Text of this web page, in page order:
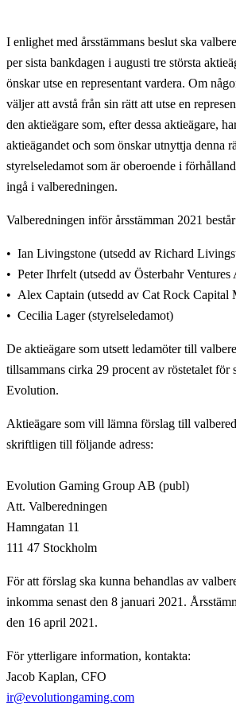
I enlighet med årsstämmans beslut ska
per sista bankdagen i augusti tre största
önskar utse en representant vardera. Om
väljer att avstå från sin rätt att utse en
den aktieägare som, efter dessa aktieägare,
aktieägandet och som önskar utnyttja denna
styrelseledamot som är oberoende i
ingå i valberedningen.
Valberedningen inför årsstämman 2021
Ian Livingstone (utsedd av Richard
Peter Ihrfelt (utsedd av Österbahr
Alex Captain (utsedd av Cat Rock Capital
Cecilia Lager (styrelseledamot)
De aktieägare som utsett ledamöter till
tillsammans cirka 29 procent av röstetalet för
Evolution.
Aktieägare som vill lämna förslag till
skriftligen till följande adress:
Evolution Gaming Group AB (publ)
Att. Valberedningen
Hamngatan 11
111 47 Stockholm
För att förslag ska kunna behandlas av
inkomma senast den 8 januari 2021.
den 16 april 2021.
För ytterligare information, kontakta:
Jacob Kaplan, CFO
ir@evolutiongaming.com